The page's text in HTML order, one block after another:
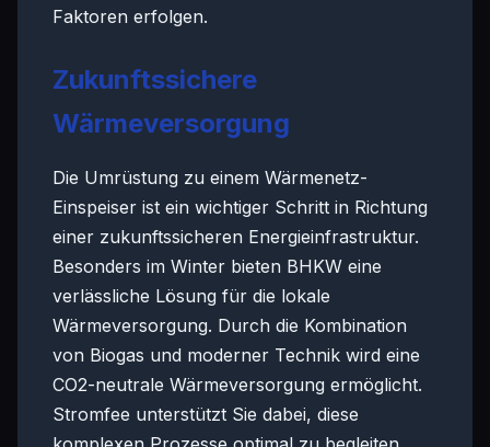
Faktoren erfolgen.
Zukunftssichere
Wärmeversorgung
Die Umrüstung zu einem Wärmenetz-
Einspeiser ist ein wichtiger Schritt in Richtung
einer zukunftssicheren Energieinfrastruktur.
Besonders im Winter bieten BHKW eine
verlässliche Lösung für die lokale
Wärmeversorgung. Durch die Kombination
von Biogas und moderner Technik wird eine
CO2-neutrale Wärmeversorgung ermöglicht.
Stromfee unterstützt Sie dabei, diese